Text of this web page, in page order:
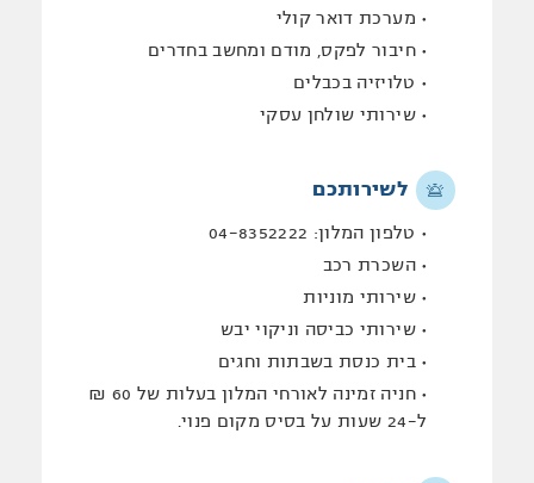
מערכת דואר קולי
חיבור לפקס, מודם ומחשב בחדרים
טלויזיה בכבלים
שירותי שולחן עסקי
לשירותכם
טלפון המלון: 04-8352222
השכרת רכב
שירותי מוניות
שירותי כביסה וניקוי יבש
בית כנסת בשבתות וחגים
חניה זמינה לאורחי המלון בעלות של 60 ₪
ל-24 שעות על בסיס מקום פנוי.